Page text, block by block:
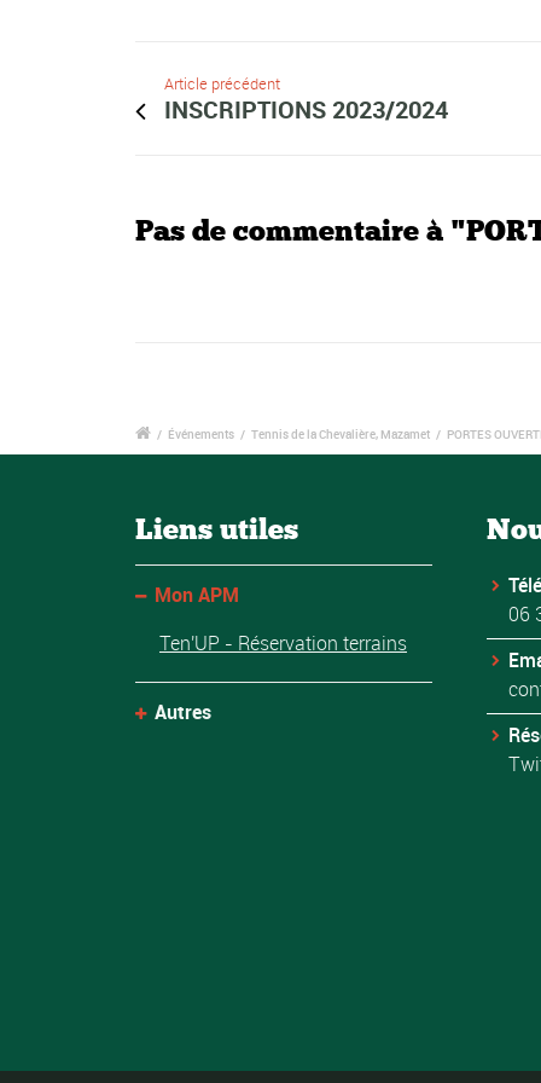
Article précédent
INSCRIPTIONS 2023/2024
Pas de commentaire à
/ Événements / Tennis de la Chevalière, Mazamet / PORTES
Liens utiles
Mon APM
Ten'UP - Réservation terrains
Autres
06